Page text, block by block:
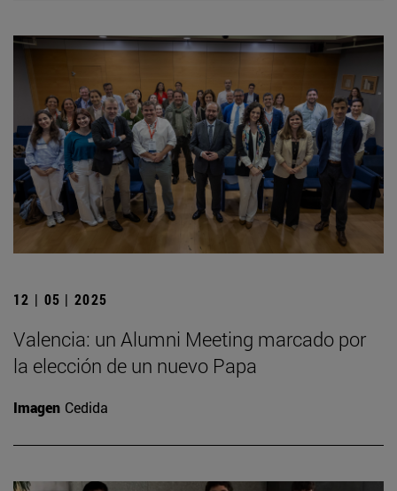
12 | 05 | 2025
Valencia: un Alumni Meeting marcado por
la elección de un nuevo Papa
Imagen Cedida